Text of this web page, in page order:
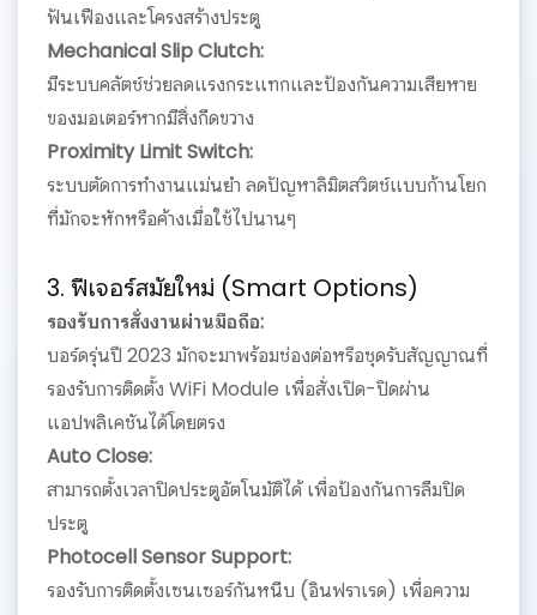
ฟันเฟืองและโครงสร้างประตู
Mechanical Slip Clutch:
มีระบบคลัตช์ช่วยลดแรงกระแทกและป้องกันความเสียหาย
ของมอเตอร์หากมีสิ่งกีดขวาง
Proximity Limit Switch:
ระบบตัดการทำงานแม่นยำ ลดปัญหาลิมิตสวิตช์แบบก้านโยก
ที่มักจะหักหรือค้างเมื่อใช้ไปนานๆ
3. ฟีเจอร์สมัยใหม่ (Smart Options)
รองรับการสั่งงานผ่านมือถือ:
บอร์ดรุ่นปี 2023 มักจะมาพร้อมช่องต่อหรือชุดรับสัญญาณที่
รองรับการติดตั้ง WiFi Module เพื่อสั่งเปิด-ปิดผ่าน
แอปพลิเคชันได้โดยตรง
Auto Close:
สามารถตั้งเวลาปิดประตูอัตโนมัติได้ เพื่อป้องกันการลืมปิด
ประตู
Photocell Sensor Support:
รองรับการติดตั้งเซนเซอร์กันหนีบ (อินฟราเรด) เพื่อความ